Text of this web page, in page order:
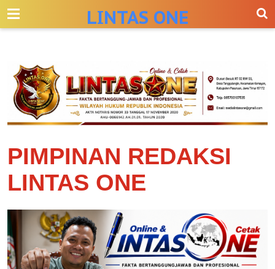
--> LINTAS ONE
PIMPINAN REDAKSI
LINTAS ONE